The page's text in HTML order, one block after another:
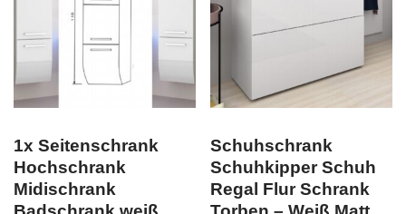
1x Seitenschrank
Hochschrank
Midischrank
Schuhschrank
Schuhkipper Schuh
Regal Flur Schrank